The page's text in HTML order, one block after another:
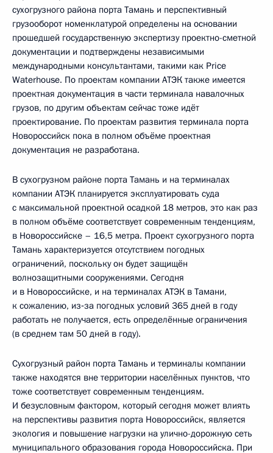
сухогрузного района порта Тамань и перспективный
грузооборот номенклатурой определены на основании
прошедшей государственную экспертизу проектно-сметной
документации и подтверждены независимыми
международными консультантами, такими как Price
Waterhouse. По проектам компании АТЭК также имеется
проектная документация в части терминала навалочных
грузов, по другим объектам сейчас тоже идёт
проектирование. По проектам развития терминала порта
Новороссийск пока в полном объёме проектная
документация не разработана.
В сухогрузном районе порта Тамань и на терминалах
компании АТЭК планируется эксплуатировать суда
с максимальной проектной осадкой 18 метров, это как раз
в полном объёме соответствует современным тенденциям,
в Новороссийске – 16,5 метра. Проект сухогрузного порта
Тамань характеризуется отсутствием погодных
ограничений, поскольку он будет защищён
волнозащитными сооружениями. Сегодня
и в Новороссийске, и на терминалах АТЭК в Тамани,
к сожалению, из‑за погодных условий 365 дней в году
работать не получается, есть определённые ограничения
(в среднем там 50 дней в году).
Сухогрузный район порта Тамань и терминалы компании
также находятся вне территории населённых пунктов, что
тоже соответствует современным тенденциям.
И безусловным фактором, который сегодня может влиять
на перспективы развития порта Новороссийск, является
экология и повышение нагрузки на улично-дорожную сеть
муниципального образования города Новороссийска. При